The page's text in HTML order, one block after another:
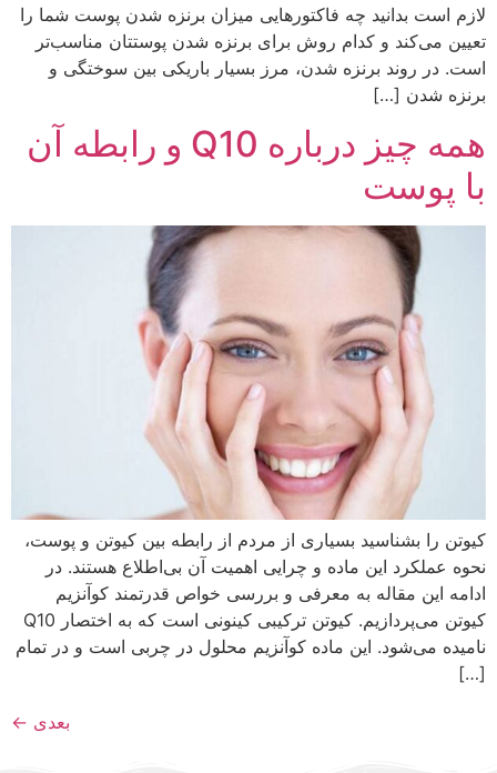
لازم است بدانید چه فاکتورهایی میزان برنزه شدن پوست شما را
تعیین می‌کند و کدام روش برای برنزه شدن پوستتان مناسب‌تر
است. در روند برنزه شدن، مرز بسیار باریکی بین سوختگی و
برنزه شدن […]
همه چیز درباره Q10 و رابطه آن
با پوست
کیوتن را بشناسید بسیاری از مردم از رابطه بین کیوتن و پوست،
نحوه عملکرد این ماده و چرایی اهمیت آن بی‌اطلاع هستند. در
ادامه این مقاله به معرفی و بررسی خواص قدرتمند کوآنزیم
کیوتن می‌پردازیم. کیوتن ترکیبی کینونی است که به اختصار Q10
نامیده می‌شود. این ماده کوآنزیم محلول در چربی است و در تمام
[…]
بعدی ←